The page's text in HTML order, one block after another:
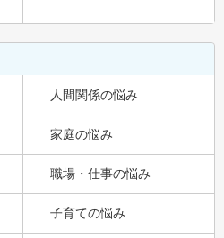
人間関係の悩み
家庭の悩み
職場・仕事の悩み
子育ての悩み